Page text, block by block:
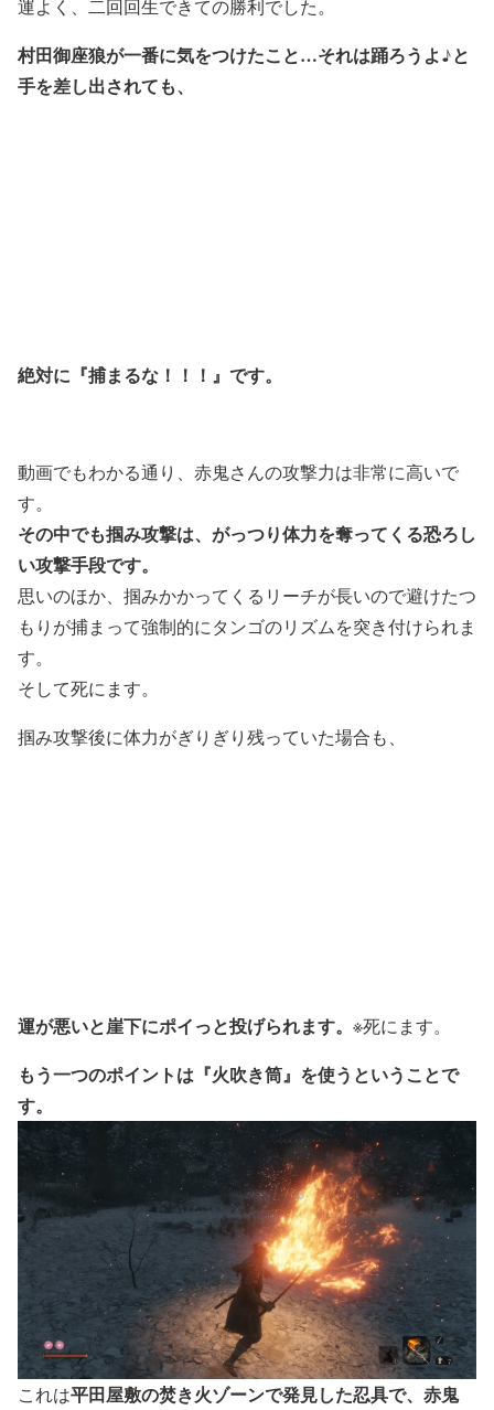
運よく、二回回生できての勝利でした。
村田御座狼が一番に気をつけたこと…それは踊ろうよ♪と
手を差し出されても、
絶対に『捕まるな！！！』です。
動画でもわかる通り、赤鬼さんの攻撃力は非常に高いで
す。
その中でも掴み攻撃は、がっつり体力を奪ってくる恐ろし
い攻撃手段です。
思いのほか、掴みかかってくるリーチが長いので避けたつ
もりが捕まって強制的にタンゴのリズムを突き付けられま
す。
そして死にます。
掴み攻撃後に体力がぎりぎり残っていた場合も、
運が悪いと崖下にポイっと投げられます。 ※死にます。
もう一つのポイントは『火吹き筒』を使うということで
す。
これは平田屋敷の焚き火ゾーンで発見した忍具で、赤鬼